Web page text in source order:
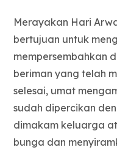
Merayakan Hari
bertujuan untuk
mempersembahkan
beriman yang telah
selesai, umat
sudah dipercikan
dimakam keluarga
bunga dan